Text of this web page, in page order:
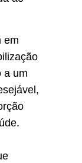
em
a um